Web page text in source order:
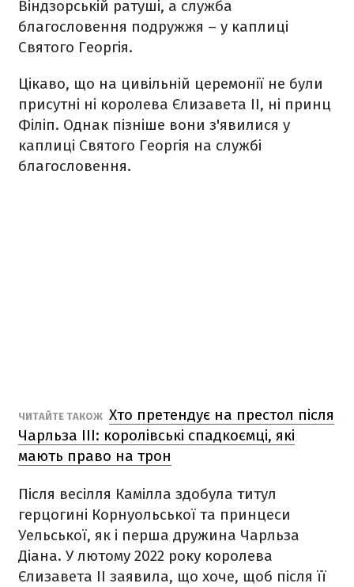
Віндзорській ратуші, а служба
благословення подружжя – у каплиці
Святого Георгія.
Цікаво, що на цивільній церемонії не були
присутні ні королева Єлизавета II, ні принц
Філіп. Однак пізніше вони з'явилися у
каплиці Святого Георгія на службі
благословення.
ЧИТАЙТЕ ТАКОЖ Хто претендує на престол після
Чарльза III: королівські спадкоємці, які
мають право на трон
Після весілля Камілла здобула титул
герцогині Корнуольської та принцеси
Уельської, як і перша дружина Чарльза
Діана. У лютому 2022 року королева
Єлизавета II заявила, що хоче, щоб після її